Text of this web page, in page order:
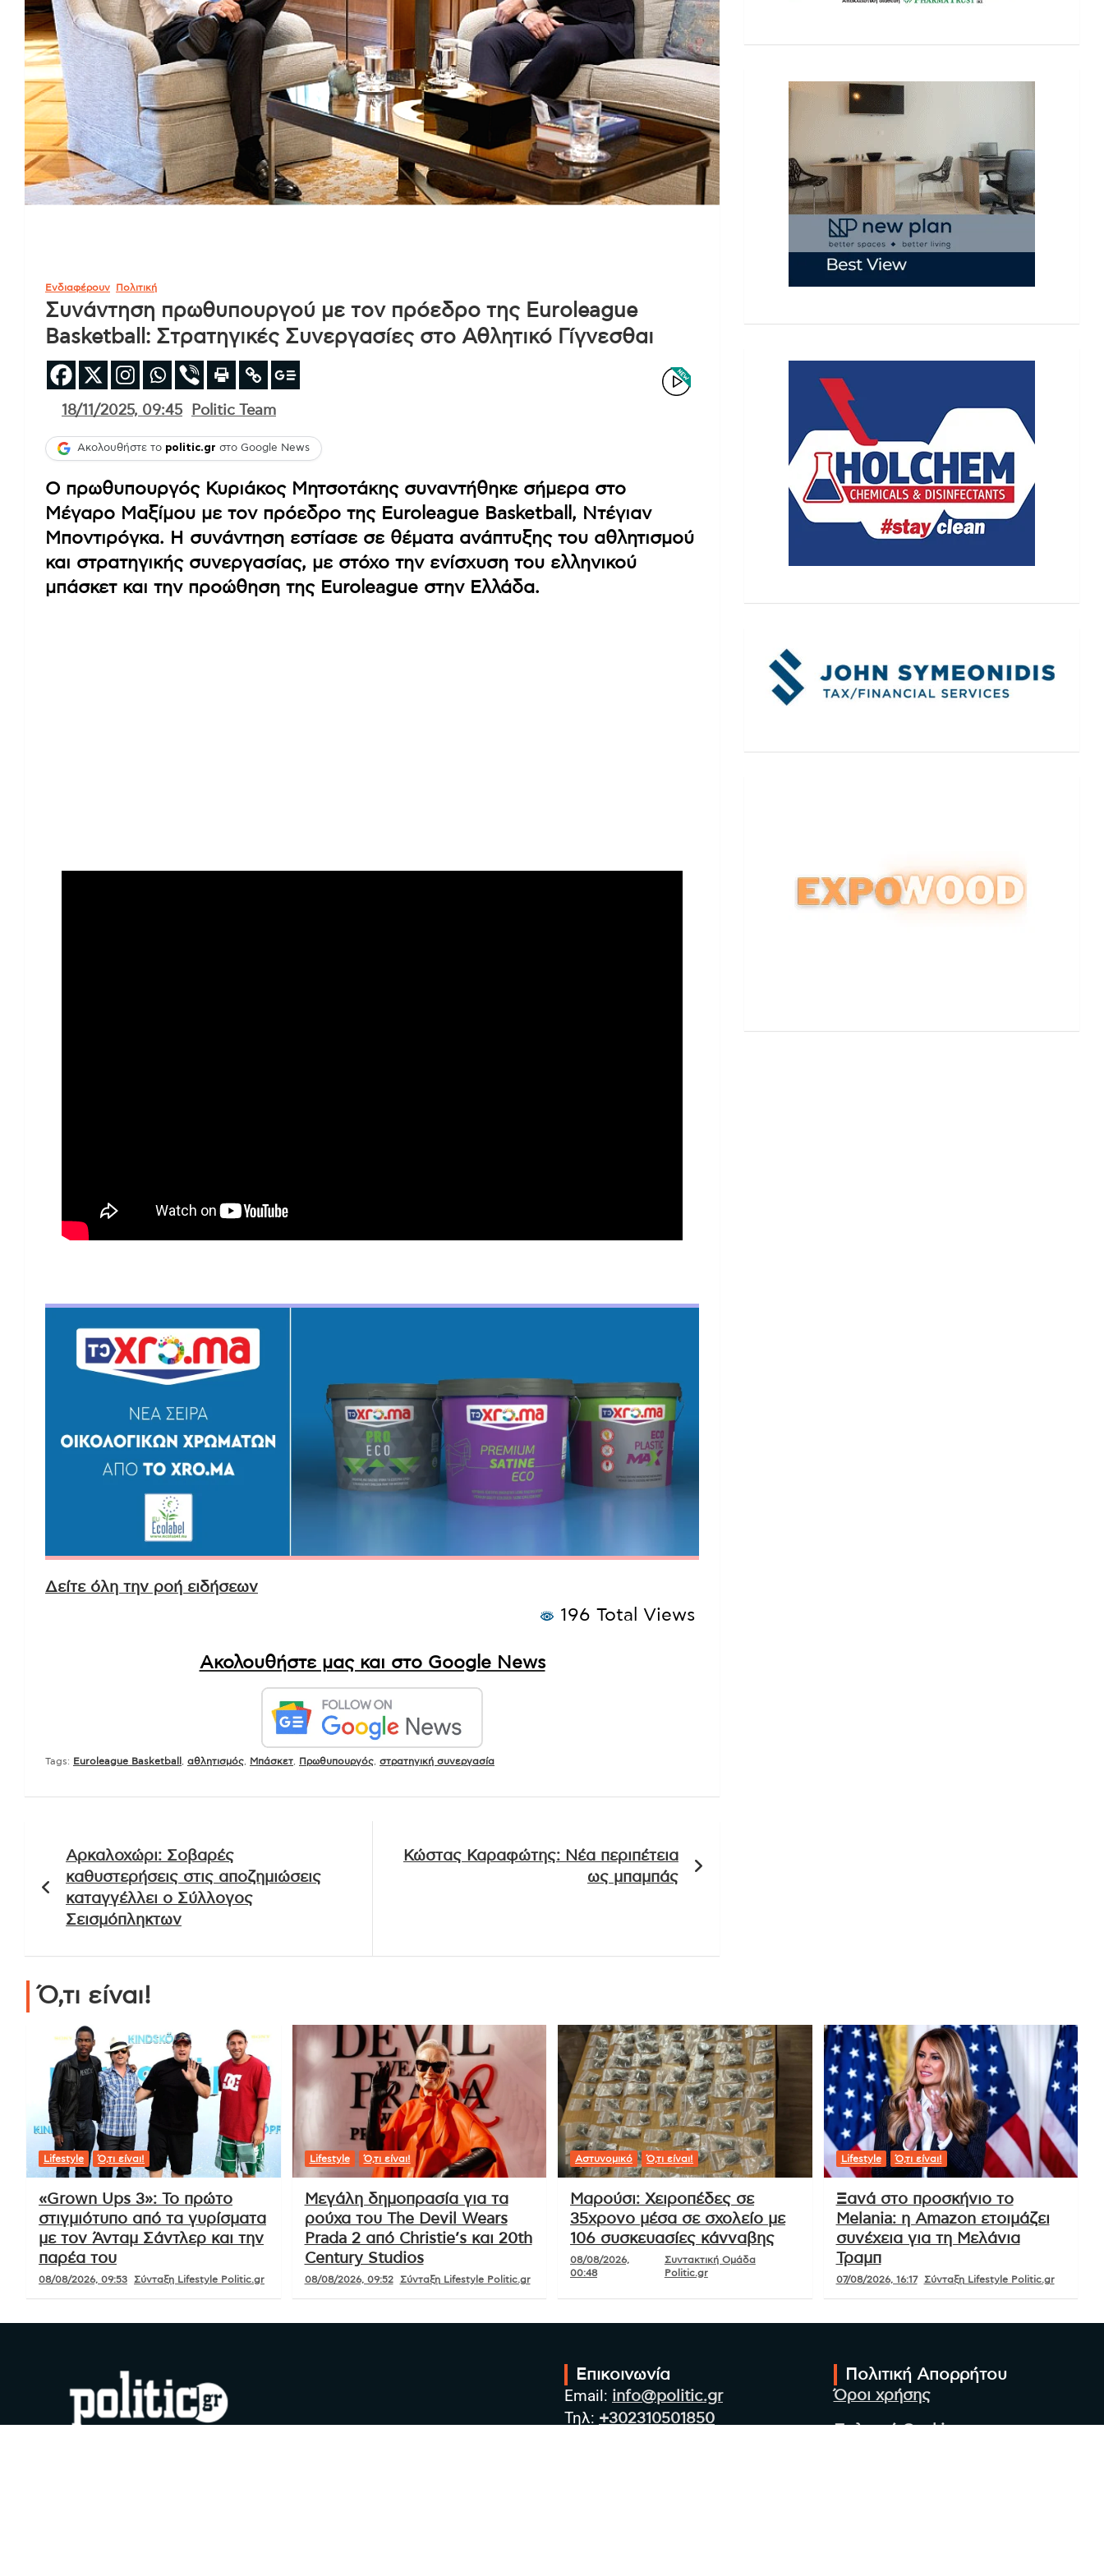
Ενδιαφέρουν Πολιτική
Συνάντηση πρωθυπουργού με τον πρόεδρο της Euroleague
Basketball: Στρατηγικές Συνεργασίες στο Αθλητικό Γίγνεσθαι
18/11/2025, 09:45 Politic Team
Ακολουθήστε το politic.gr στο Google News
Ο πρωθυπουργός Κυριάκος Μητσοτάκης συναντήθηκε σήμερα στο
Μέγαρο Μαξίμου με τον πρόεδρο της Euroleague Basketball, Ντέγιαν
Μποντιρόγκα. Η συνάντηση εστίασε σε θέματα ανάπτυξης του αθλητισμού
και στρατηγικής συνεργασίας, με στόχο την ενίσχυση του ελληνικού
μπάσκετ και την προώθηση της Euroleague στην Ελλάδα.
Δείτε όλη την ροή ειδήσεων
196 Total Views
Ακολουθήστε μας και στο Google News
Tags: Euroleague Basketball αθλητισμός Μπάσκετ Πρωθυπουργός στρατηγική συνεργασία
άρθρων
Αρκαλοχώρι: Σοβαρές
καθυστερήσεις στις αποζημιώσεις
καταγγέλλει ο Σύλλογος
Σεισμόπληκτων
Κώστας Καραφώτης: Νέα περιπέτεια
ως μπαμπάς
Ό,τι είναι!
Lifestyle Ό,τι είναι!
«Grown Ups 3»: Το πρώτο
στιγμιότυπο από τα γυρίσματα
με τον Άνταμ Σάντλερ και την
παρέα του
08/08/2026, 09:53 Σύνταξη Lifestyle Politic.gr
Lifestyle Ό,τι είναι!
Μεγάλη δημοπρασία για τα
ρούχα του The Devil Wears
Prada 2 από Christie’s και 20th
Century Studios
08/08/2026, 09:52 Σύνταξη Lifestyle Politic.gr
Αστυνομικό Ό,τι είναι!
Μαρούσι: Χειροπέδες σε
35χρονο μέσα σε σχολείο με
106 συσκευασίες κάνναβης
08/08/2026,
00:48
Συντακτική Ομάδα
Politic.gr
Lifestyle Ό,τι είναι!
Ξανά στο προσκήνιο το
Melania: η Amazon ετοιμάζει
συνέχεια για τη Μελάνια
Τραμπ
07/08/2026, 16:17 Σύνταξη Lifestyle Politic.gr
Επικοινωνία
Email: info@politic.gr
Τηλ: +302310501850
Πολιτική Απορρήτου
Όροι χρήσης
Πολιτική Cookies